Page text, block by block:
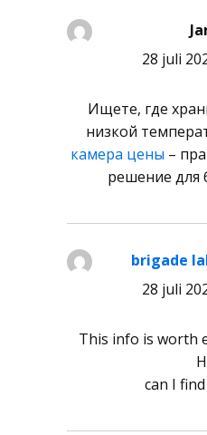
28 juli
Ищете, где
низкой
камера цены –
решение для
brigade
28 juli
This info is worth
can I